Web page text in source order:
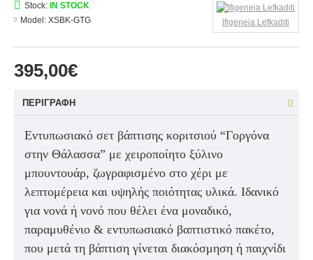
395,00€
Stock: IN STOCK
Model: XSBK-GTG Ifigeneia Lefkaditi
ΠΕΡΙΓΡΑΦΉ
Εντυπωσιακό σετ βάπτισης κοριτσιού “Γοργόνα
στην Θάλασσα” με χειροποίητο ξύλινο
μπουντουάρ, ζωγραφισμένο στο χέρι με
λεπτομέρεια και υψηλής ποιότητας υλικά. Ιδανικό
για νονά ή νονό που θέλει ένα μοναδικό,
παραμυθένιο & εντυπωσιακό βαπτιστικό πακέτο,
που μετά τη βάπτιση γίνεται διακόσμηση ή παιχνίδι